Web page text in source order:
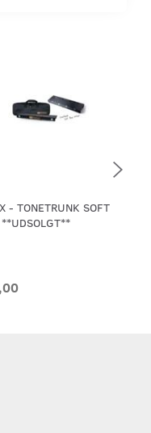
- TONETRUNK SOFT